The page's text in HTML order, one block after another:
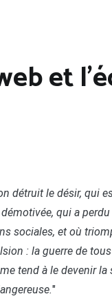
et
détruit le désir, qui
qui a
sociales, et où
: la guerre de
tend à le devenir la
"